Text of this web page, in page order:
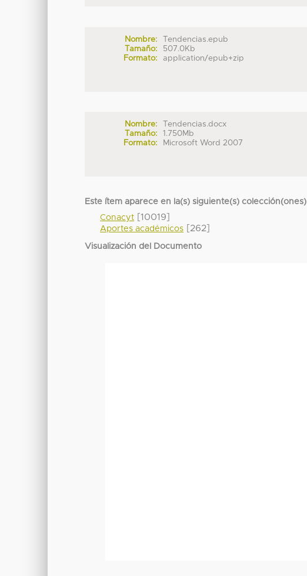
Nombre:
Tendencias.epub
Tamaño:
507.0Kb
Formato:
application/epub+zip
Nombre:
Tendencias.docx
Tamaño:
1.750Mb
Formato:
Microsoft Word 2007
Este ítem aparece en la(s) siguiente(s) colección(ones)
Conacyt [10019]
Aportes académicos [262]
Visualización del Documento